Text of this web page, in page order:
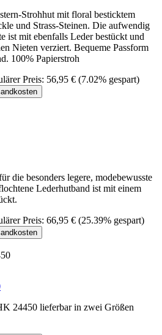
Strohhut mit floral besticktem
und Strass-Steinen. Die aufwendig
ist mit ebenfalls Leder bestückt und
Nieten verziert. Bequeme Passform
100% Papierstroh
Preis: 56,95 € (7.02% gespart)
die besonders legere, modebewusste
Lederhutband ist mit einem
Preis: 66,95 € (25.39% gespart)
24450 lieferbar in zwei Größen